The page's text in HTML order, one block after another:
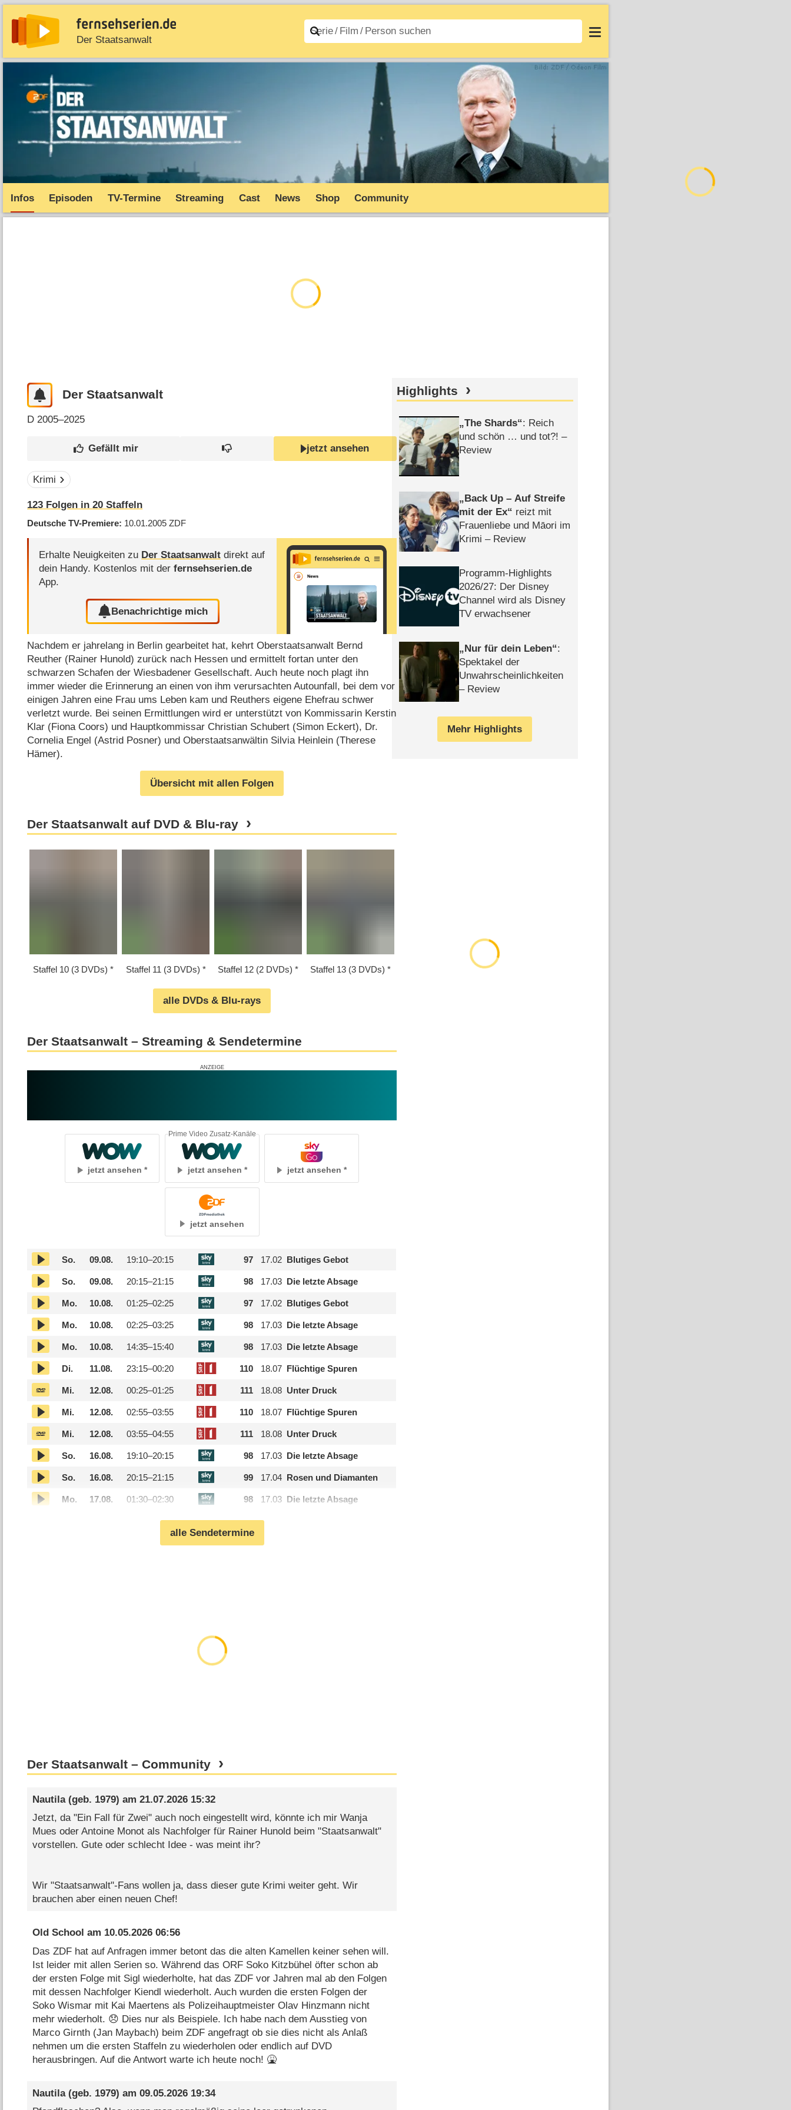
Der Staatsanwalt
News Entdecken Streaming Filme A–Z Login
Infos Episoden TV-Termine Streaming Cast News Shop Community
Der Staatsanwalt
D 2005–2025
jetzt ansehen
Krimi
123 Folgen in20 Staffeln
Deutsche TV-Premiere 10.01.2005ZDF
Erhalte Neuigkeiten zu Der Staatsanwalt direkt auf
dein Handy. Kostenlos mit derfernsehserien.de
App.
Benachrichtige mich
Nachdem er jahrelang in Berlin gearbeitet hat, kehrt Oberstaatsanwalt Bernd
Reuther (Rainer Hunold) zurück nach Hessen und ermittelt fortan unter den
schwarzen Schafen der Wiesbadener Gesellschaft. Auch heute noch plagt ihn
immer wieder die Erinnerung an einen von ihm verursachten Autounfall, bei dem vor
einigen Jahren eine Frau ums Leben kam und Reuthers eigene Ehefrau schwer
verletzt wurde. Bei seinen Ermittlungen wird er unterstützt von Kommissarin Kerstin
Klar (Fiona Coors) und Hauptkommissar Christian Schubert (Simon Eckert), Dr.
Cornelia Engel (Astrid Posner) und Oberstaatsanwältin Silvia Heinlein (Therese
Hämer).
Übersicht mit allen Folgen
Der Staatsanwalt auf DVD & Blu-ray
Staffel 10 (3 DVDs) Staffel 11 (3 DVDs) Staffel 12 (2 DVDs) Staffel 13 (3 DVDs)
alle DVDs & Blu-rays
Der Staatsanwalt – Streaming & Sendetermine
jetzt ansehen jetzt ansehen
Prime Video Zusatz-Kanäle
jetzt ansehen
jetzt ansehen
So. 09.08. 19:10–20:15 97 17.02 Blutiges Gebot
So. 09.08. 20:15–21:15 98 17.03 Die letzte Absage
Mo. 10.08. 01:25–02:25 97 17.02 Blutiges Gebot
Mo. 10.08. 02:25–03:25 98 17.03 Die letzte Absage
Mo. 10.08. 14:35–15:40 98 17.03 Die letzte Absage
Di. 11.08. 23:15–00:20 110 18.07 Flüchtige Spuren
Mi. 12.08. 00:25–01:25 111 18.08 Unter Druck
Mi. 12.08. 02:55–03:55 110 18.07 Flüchtige Spuren
Mi. 12.08. 03:55–04:55 111 18.08 Unter Druck
So. 16.08. 19:10–20:15 98 17.03 Die letzte Absage
So. 16.08. 20:15–21:15 99 17.04 Rosen und Diamanten
Mo. 17.08. 01:30–02:30 98 17.03 Die letzte Absage
alle Sendetermine
Der Staatsanwalt – Community
Nautila(geb. 1979) am 21.07.2026 15:32
Jetzt, da "Ein Fall für Zwei" auch noch eingestellt wird, könnte ich mir Wanja
Mues oder Antoine Monot als Nachfolger für Rainer Hunold beim "Staatsanwalt"
vorstellen. Gute oder schlecht Idee - was meint ihr?
Wir "Staatsanwalt"-Fans wollen ja, dass dieser gute Krimi weiter geht. Wir
brauchen aber einen neuen Chef!
Old School am 10.05.2026 06:56
Das ZDF hat auf Anfragen immer betont das die alten Kamellen keiner sehen will.
Ist leider mit allen Serien so. Während das ORF Soko Kitzbühel öfter schon ab
der ersten Folge mit Sigl wiederholte, hat das ZDF vor Jahren mal ab den Folgen
mit dessen Nachfolger Kiendl wiederholt. Auch wurden die ersten Folgen der
Soko Wismar mit Kai Maertens als Polizeihauptmeister Olav Hinzmann nicht
mehr wiederholt. 😞 Dies nur als Beispiele. Ich habe nach dem Ausstieg von
Marco Girnth (Jan Maybach) beim ZDF angefragt ob sie dies nicht als Anlaß
nehmen um die ersten Staffeln zu wiederholen oder endlich auf DVD
herausbringen. Auf die Antwort warte ich heute noch! 🤮
Nautila(geb. 1979) am 09.05.2026 19:34
Highlights
The Shards : Reich
und schön … und tot?! –
Review
Back Up – Auf Streife
mit der Ex
reizt mit
Frauenliebe und Māori im
Krimi – Review
Programm-Highlights
2026/​27: Der Disney
Channel wird als Disney
TV erwachsener
Nur für dein Leben :
Spektakel der
Unwahrscheinlichkeiten
– Review
Mehr Highlights